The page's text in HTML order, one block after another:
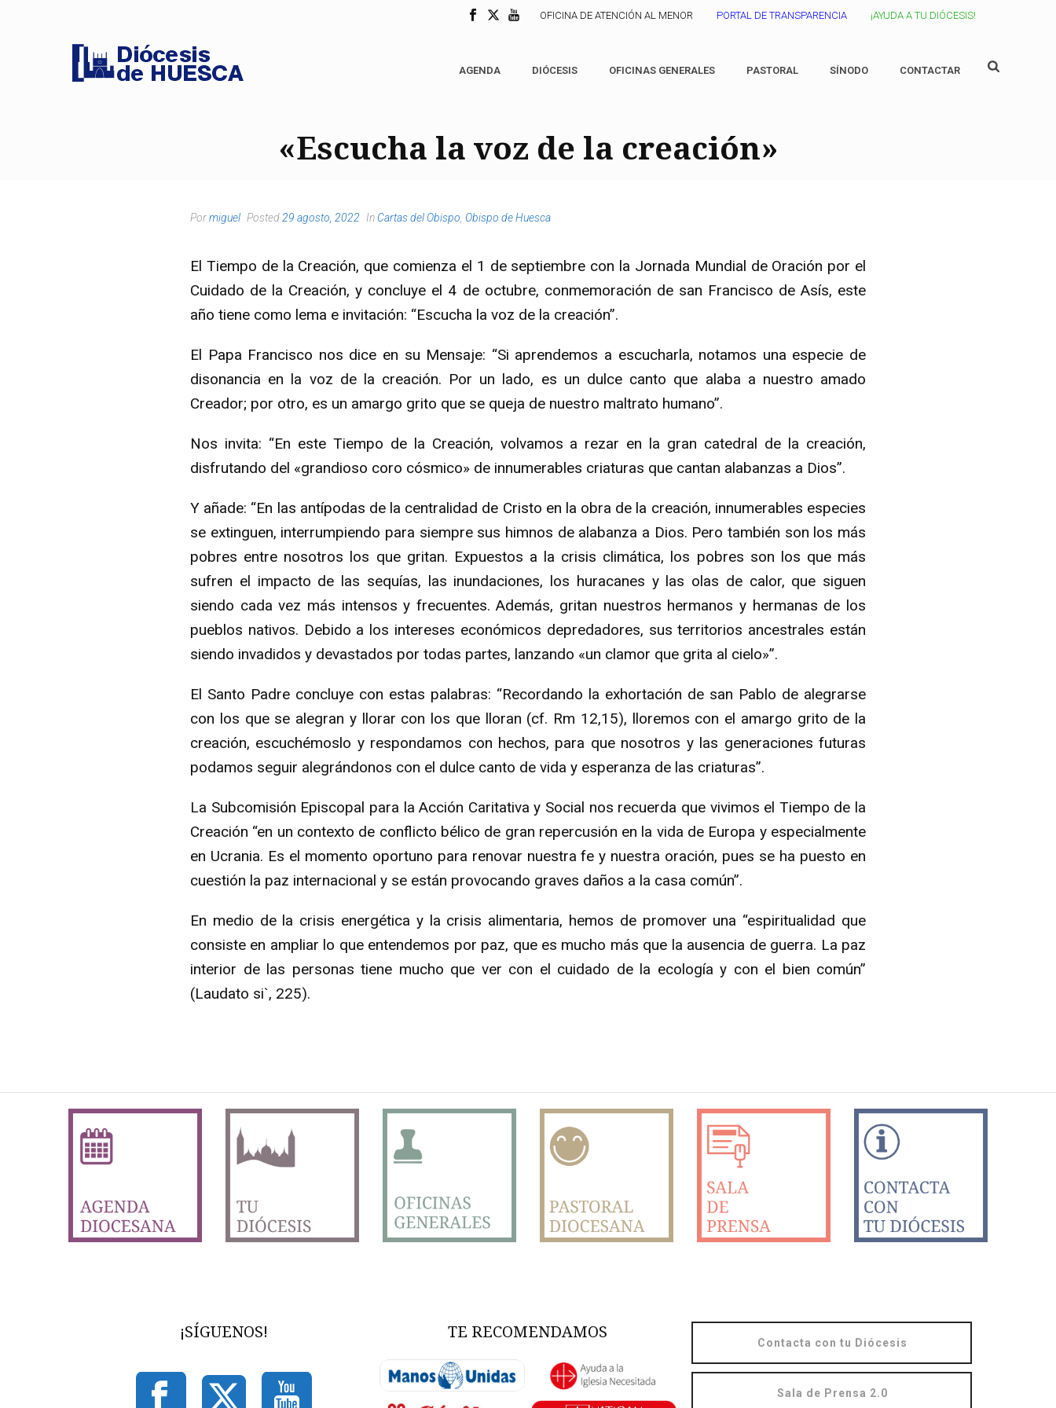
¡AYUDA A TU DIÓCESIS!
PORTAL DE TRANSPARENCIA
OFICINA DE ATENCIÓN AL MENOR
AGENDA DIÓCESIS OFICINAS GENERALES PASTORAL SÍNODO CONTACTAR
«Escucha la voz de la creación»
Pormiguel Posted 29 agosto, 2022 In Cartas del Obispo Obispo de Huesca
El Tiempo de la Creación, que comienza el 1 de septiembre con la Jornada Mundial de Oración por el
Cuidado de la Creación, y concluye el 4 de octubre, conmemoración de san Francisco de Asís, este
año tiene como lema e invitación: “Escucha la voz de la creación”.
El Papa Francisco nos dice en su Mensaje: “Si aprendemos a escucharla, notamos una especie de
disonancia en la voz de la creación. Por un lado, es un dulce canto que alaba a nuestro amado
Creador; por otro, es un amargo grito que se queja de nuestro maltrato humano”.
Nos invita: “En este Tiempo de la Creación, volvamos a rezar en la gran catedral de la creación,
disfrutando del «grandioso coro cósmico» de innumerables criaturas que cantan alabanzas a Dios”.
Y añade: “En las antípodas de la centralidad de Cristo en la obra de la creación, innumerables especies
se extinguen, interrumpiendo para siempre sus himnos de alabanza a Dios. Pero también son los más
pobres entre nosotros los que gritan. Expuestos a la crisis climática, los pobres son los que más
sufren el impacto de las sequías, las inundaciones, los huracanes y las olas de calor, que siguen
siendo cada vez más intensos y frecuentes. Además, gritan nuestros hermanos y hermanas de los
pueblos nativos. Debido a los intereses económicos depredadores, sus territorios ancestrales están
siendo invadidos y devastados por todas partes, lanzando «un clamor que grita al cielo»”.
El Santo Padre concluye con estas palabras: “Recordando la exhortación de san Pablo de alegrarse
con los que se alegran y llorar con los que lloran (cf. Rm 12,15), lloremos con el amargo grito de la
creación, escuchémoslo y respondamos con hechos, para que nosotros y las generaciones futuras
podamos seguir alegrándonos con el dulce canto de vida y esperanza de las criaturas”.
La Subcomisión Episcopal para la Acción Caritativa y Social nos recuerda que vivimos el Tiempo de la
Creación “en un contexto de conflicto bélico de gran repercusión en la vida de Europa y especialmente
en Ucrania. Es el momento oportuno para renovar nuestra fe y nuestra oración, pues se ha puesto en
cuestión la paz internacional y se están provocando graves daños a la casa común”.
En medio de la crisis energética y la crisis alimentaria, hemos de promover una “espiritualidad que
consiste en ampliar lo que entendemos por paz, que es mucho más que la ausencia de guerra. La paz
interior de las personas tiene mucho que ver con el cuidado de la ecología y con el bien común”
(Laudato si`, 225).
¡SÍGUENOS! TE RECOMENDAMOS
Contacta con tu Diócesis
Sala de Prensa 2.0